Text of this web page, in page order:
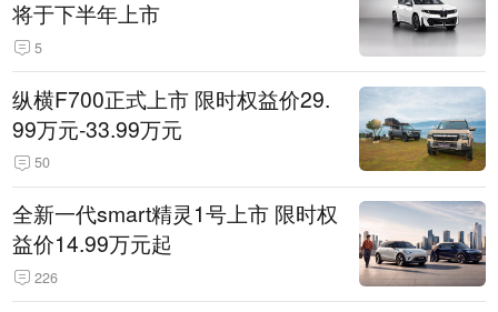
将于下半年上市
5
纵横F700正式上市 限时权益价29.
99万元-33.99万元
50
全新一代smart精灵1号上市 限时权
益价14.99万元起
226